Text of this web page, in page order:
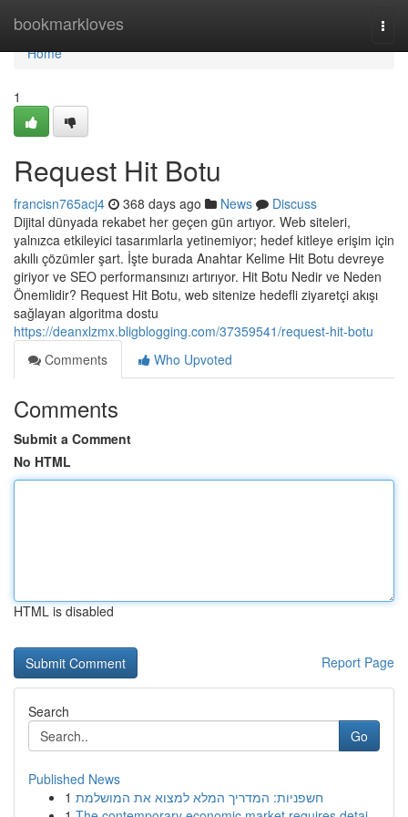
bookmarkloves
Home
Home
1
Request Hit Botu
francisn765acj4 368 days ago News
Discuss
Dijital dünyada rekabet her geçen gün artıyor. Web siteleri,
yalnızca etkileyici tasarımlarla yetinemiyor; hedef kitleye erişim için
akıllı çözümler şart. İşte burada Anahtar Kelime Hit Botu devreye
giriyor ve SEO performansınızı artırıyor. Hit Botu Nedir ve Neden
Önemlidir? Request Hit Botu, web sitenize hedefli ziyaretçi akışı
sağlayan algoritma dostu
https://deanxlzmx.bligblogging.com/37359541/request-hit-botu
Comments
Who Upvoted
Comments
Submit a Comment
No HTML
HTML is disabled
Report Page
Search
Go
Published News
1 חשפניות: המדריך המלא למצוא את המושלמת